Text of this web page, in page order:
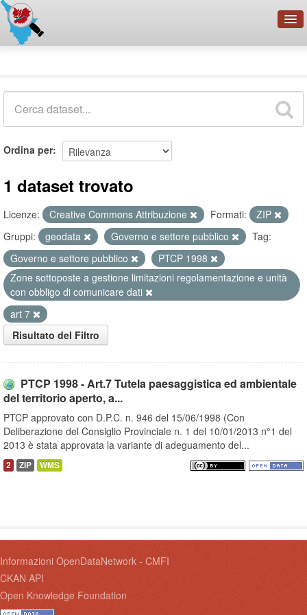
Organizzazioni
Ordina per
1 dataset trovato
Licenze: Creative Commons Attribuzione Formati:
ZIP
Gruppi:
geodata Governo e settore pubblico
Tag:
Governo e settore pubblico
PTCP 1998
Zone sottoposte a gestione limitazioni regolamentazione e unità
con obbligo di comunicare dati
art 7
Risultato del Filtro
PTCP 1998 - Art.7 Tutela paesaggistica ed ambientale
del territorio aperto, a...
PTCP approvato con D.P.C. n. 946 del 15/06/1998 (Con
Deliberazione del Consiglio Provinciale n. 1 del 10/01/2013 n°1 del
2013 è stata approvata la variante di adeguamento del...
2 ZIP WMS
Informazioni OpenDataNetwork - CMFI
CKAN API
Open Knowledge Foundation